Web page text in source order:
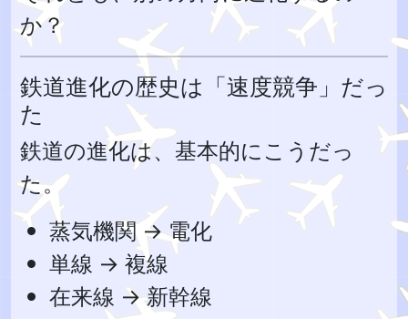
か？
鉄道進化の歴史は「速度競争」だっ
た
鉄道の進化は、基本的にこうだっ
た。
蒸気機関 → 電化
単線 → 複線
在来線 → 新幹線